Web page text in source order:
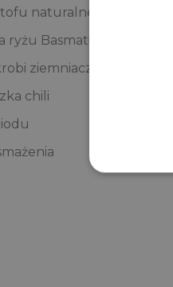
naturalnego
ryżu Basmati
ziemniaczanej
chili